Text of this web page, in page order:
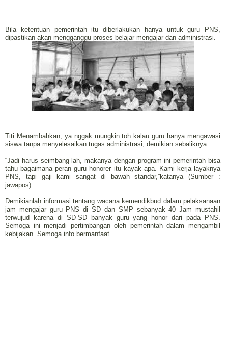
Bila ketentuan pemerintah itu diberlakukan hanya untuk guru PNS,
dipastikan akan mengganggu proses belajar mengajar dan administrasi.
Titi Menambahkan, ya nggak mungkin toh kalau guru hanya mengawasi
siswa tanpa menyelesaikan tugas administrasi, demikian sebaliknya.
“Jadi harus seimbang lah, makanya dengan program ini pemerintah bisa
tahu bagaimana peran guru honorer itu kayak apa. Kami kerja layaknya
PNS, tapi gaji kami sangat di bawah standar,”katanya (Sumber :
jawapos)
Demikianlah informasi tentang wacana kemendikbud dalam pelaksanaan
jam mengajar guru PNS di SD dan SMP sebanyak 40 Jam mustahil
terwujud karena di SD-SD banyak guru yang honor dari pada PNS.
Semoga ini menjadi pertimbangan oleh pemerintah dalam mengambil
kebijakan. Semoga info bermanfaat.